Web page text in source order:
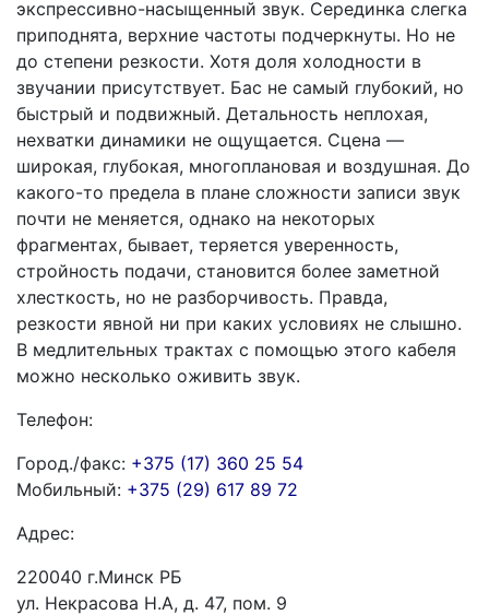
экспрессивно-насыщенный звук. Серединка слегка
приподнята, верхние частоты подчеркнуты. Но не
до степени резкости. Хотя доля холодности в
звучании присутствует. Бас не самый глубокий, но
быстрый и подвижный. Детальность неплохая,
нехватки динамики не ощущается. Сцена —
широкая, глубокая, многоплановая и воздушная. До
какого-то предела в плане сложности записи звук
почти не меняется, однако на некоторых
фрагментах, бывает, теряется уверенность,
стройность подачи, становится более заметной
хлесткость, но не разборчивость. Правда,
резкости явной ни при каких условиях не слышно.
В медлительных трактах с помощью этого кабеля
можно несколько оживить звук.
Телефон:
Город./факс: +375 (17) 360 25 54
Мобильный: +375 (29) 617 89 72
Адрес:
220040 г.Минск РБ
ул. Некрасова Н.А, д. 47, пом. 9